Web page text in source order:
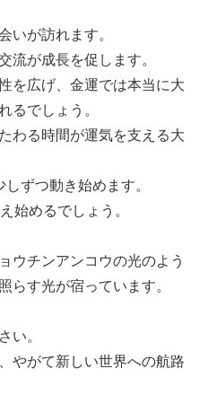
いが訪れます。
流が成長を促します。
を広げ、金運では本当に大
るでしょう。
わる時間が運気を支える大
ずつ動き始めます。
始めるでしょう。
ウチンアンコウの光のよう
らす光が宿っています。
い。
やがて新しい世界への航路